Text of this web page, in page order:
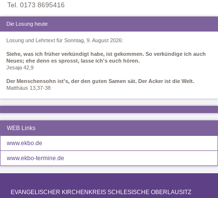
Tel. 0173 8695416
Die Losung heute
Losung und Lehrtext für Sonntag, 9. August 2026:
Siehe, was ich früher verkündigt habe, ist gekommen. So verkündige ich auch
Neues; ehe denn es sprosst, lasse ich's euch hören.
Jesaja 42,9
Der Menschensohn ist's, der den guten Samen sät. Der Acker ist die Welt.
Matthäus 13,37-38
WEB Links
www.ekbo.de
www.ekbo-termine.de
EVANGELISCHER KIRCHENKREIS SCHLESISCHE OBERLAUSITZ